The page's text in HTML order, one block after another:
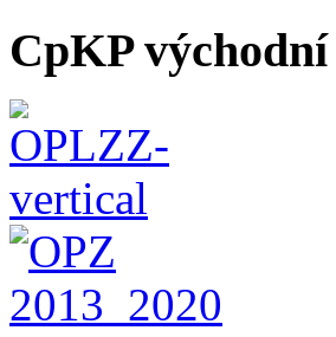
CpKP